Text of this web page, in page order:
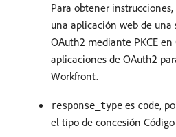
Para obtener
una aplicación web de una
OAuth2 mediante PKCE en
aplicaciones de OAuth2
Workfront.
response_type es code,
el tipo de concesión